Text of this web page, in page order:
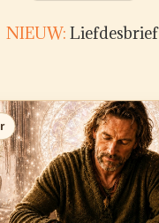
NIEUW: Liefdesbrief